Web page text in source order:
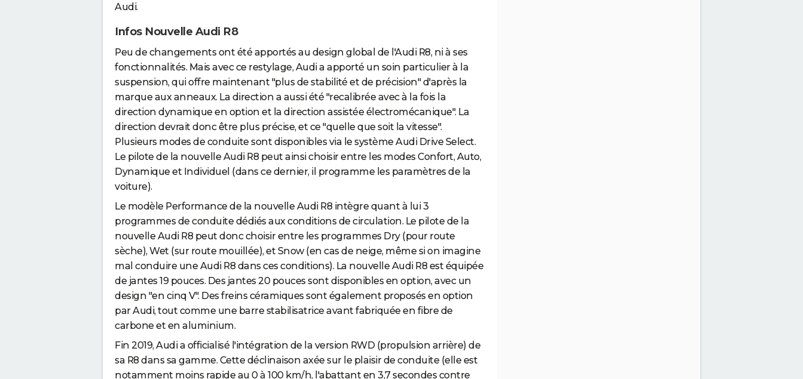
Audi.
Infos Nouvelle Audi R8
Peu de changements ont été apportés au design global de l'Audi R8, ni à ses
fonctionnalités. Mais avec ce restylage, Audi a apporté un soin particulier à la
suspension, qui offre maintenant "plus de stabilité et de précision" d'après la
marque aux anneaux. La direction a aussi été "recalibrée avec à la fois la
direction dynamique en option et la direction assistée électromécanique". La
direction devrait donc être plus précise, et ce "quelle que soit la vitesse".
Plusieurs modes de conduite sont disponibles via le système Audi Drive Select.
Le pilote de la nouvelle Audi R8 peut ainsi choisir entre les modes Confort, Auto,
Dynamique et Individuel (dans ce dernier, il programme les paramètres de la
voiture).
Le modèle Performance de la nouvelle Audi R8 intègre quant à lui 3
programmes de conduite dédiés aux conditions de circulation. Le pilote de la
nouvelle Audi R8 peut donc choisir entre les programmes Dry (pour route
sèche), Wet (sur route mouillée), et Snow (en cas de neige, même si on imagine
mal conduire une Audi R8 dans ces conditions). La nouvelle Audi R8 est équipée
de jantes 19 pouces. Des jantes 20 pouces sont disponibles en option, avec un
design "en cinq V". Des freins céramiques sont également proposés en option
par Audi, tout comme une barre stabilisatrice avant fabriquée en fibre de
carbone et en aluminium.
Fin 2019, Audi a officialisé l'intégration de la version RWD (propulsion arrière) de
sa R8 dans sa gamme. Cette déclinaison axée sur le plaisir de conduite (elle est
notamment moins rapide au 0 à 100 km/h, l'abattant en 3,7 secondes contre